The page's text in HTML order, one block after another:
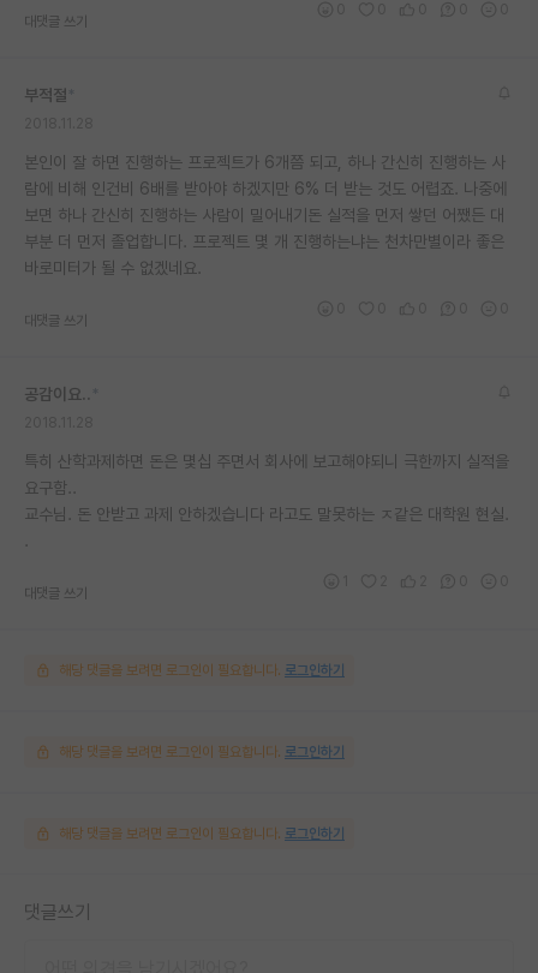
대댓글 쓰기
부적절
본인이 잘 하면 진행하는 프로젝트가 6개쯤 되고, 하나 간신히 진행하는 사
람에 비해 인건비 6배를 받아야 하겠지만 6% 더 받는 것도 어렵죠. 나중에
보면 하나 간신히 진행하는 사람이 밀어내기돈 실적을 먼저 쌓던 어쨌든 대
부분 더 먼저 졸업합니다. 프로젝트 몇 개 진행하는냐는 천차만별이라 좋은
바로미터가 될 수 없겠네요.
대댓글 쓰기
공감이요..
특히 산학과제하면 돈은 몇십 주면서 회사에 보고해야되니 극한까지 실적을
요구함..
교수님. 돈 안받고 과제 안하겠습니다 라고도 말못하는 ㅈ같은 대학원 현실.
대댓글 쓰기
해당 댓글을 보려면 로그인이 필요합니다. 로그인하기
해당 댓글을 보려면 로그인이 필요합니다. 로그인하기
해당 댓글을 보려면 로그인이 필요합니다. 로그인하기
댓글쓰기